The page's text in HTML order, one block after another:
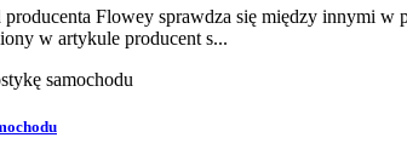
Flowey sprawdza się między innymi
w artykule producent s...